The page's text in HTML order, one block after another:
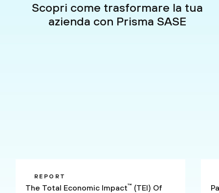
Scopri come trasformare la tua
azienda con Prisma SASE
REPORT
The Total Economic Impact™ (TEI) Of